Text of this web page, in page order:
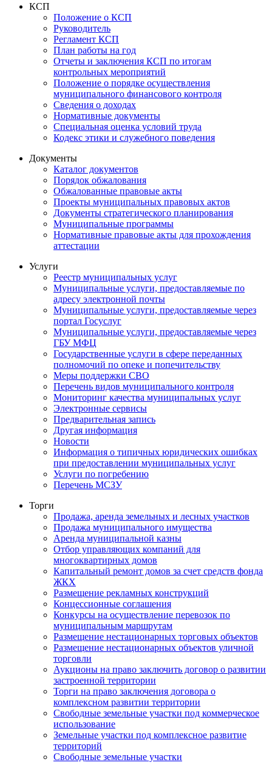
КСП
Положение о КСП
Руководитель
Регламент КСП
План работы на год
Отчеты и заключения КСП по итогам
контрольных мероприятий
Положение о порядке осуществления
муниципального финансового контроля
Сведения о доходах
Нормативные документы
Специальная оценка условий труда
Кодекс этики и служебного поведения
Документы
Каталог документов
Порядок обжалования
Обжалованные правовые акты
Проекты муниципальных правовых актов
Документы стратегического планирования
Муниципальные программы
Нормативные правовые акты для прохождения
аттестации
Услуги
Реестр муниципальных услуг
Муниципальные услуги, предоставляемые по
адресу электронной почты
Муниципальные услуги, предоставляемые через
портал Госуслуг
Муниципальные услуги, предоставляемые через
ГБУ МФЦ
Государственные услуги в сфере переданных
полномочий по опеке и попечительству
Меры поддержки СВО
Перечень видов муниципального контроля
Мониторинг качества муниципальных услуг
Электронные сервисы
Предварительная запись
Другая информация
Новости
Информация о типичных юридических ошибках
при предоставлении муниципальных услуг
Услуги по погребению
Перечень МСЗУ
Торги
Продажа, аренда земельных и лесных участков
Продажа муниципального имущества
Аренда муниципальной казны
Отбор управляющих компаний для
многоквартирных домов
Капитальный ремонт домов за счет средств фонда
ЖКХ
Размещение рекламных конструкций
Концессионные соглашения
Конкурсы на осуществление перевозок по
муниципальным маршрутам
Размещение нестационарных торговых объектов
Размещение нестационарных объектов уличной
торговли
Аукционы на право заключить договор о развитии
застроенной территории
Торги на право заключения договора о
комплексном развитии территории
Свободные земельные участки под коммерческое
использование
Земельные участки под комплексное развитие
территорий
Свободные земельные участки